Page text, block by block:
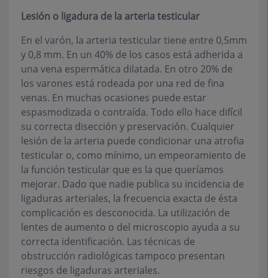
Lesión o ligadura de la arteria testicular
En el varón, la arteria testicular tiene entre 0,5mm
y 0,8 mm. En un 40% de los casos está adherida a
una vena espermática dilatada. En otro 20% de
los varones está rodeada por una red de fina
venas. En muchas ocasiones puede estar
espasmodizada o contraída. Todo ello hace difícil
su correcta disección y preservación. Cualquier
lesión de la arteria puede condicionar una atrofia
testicular o, como mínimo, un empeoramiento de
la función testicular que es la que queríamos
mejorar. Dado que nadie publica su incidencia de
ligaduras arteriales, la frecuencia exacta de ésta
complicación es desconocida. La utilización de
lentes de aumento o del microscopio ayuda a su
correcta identificación. Las técnicas de
obstrucción radiológicas tampoco presentan
riesgos de ligaduras arteriales.